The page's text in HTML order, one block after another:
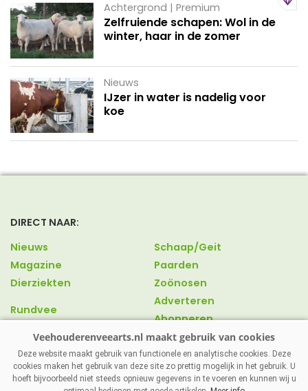
Achtergrond | Premium
Zelfruiende schapen: Wol in de
winter, haar in de zomer
Nieuws
IJzer in water is nadelig voor
koe
DIRECT NAAR:
Nieuws
Magazine
Dierziekten
Rundvee
Schaap/Geit
Paarden
Zoönosen
Adverteren
Abonneren
Over ons
Contact
Deze website maakt gebruik van functionele en analytische cookies. Deze
cookies maken het gebruik van deze site zo prettig mogelijk in het gebruik. U
hoeft bijvoorbeeld niet steeds opnieuw gegevens in te voeren en kunnen wij u